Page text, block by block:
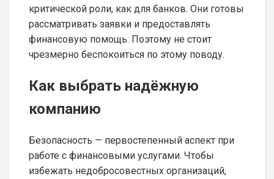
критической роли, как для банков. Они готовы
рассматривать заявки и предоставлять
финансовую помощь. Поэтому не стоит
чрезмерно беспокоиться по этому поводу.
Как выбрать надёжную
компанию
Безопасность — первостепенный аспект при
работе с финансовыми услугами. Чтобы
избежать недобросовестных организаций,